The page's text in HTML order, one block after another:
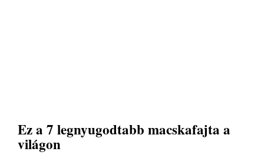
Ez a 7 legnyugodtabb macskafajta a
világon